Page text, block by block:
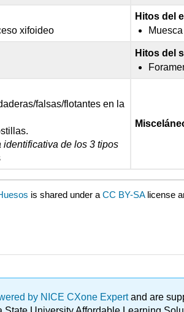
xifoideo
Hitos del
Hitos del
falsas/flotantes en la
identificativa de los 3 tipos
is shared under a CC BY-SA license
by NICE CXone Expertand are